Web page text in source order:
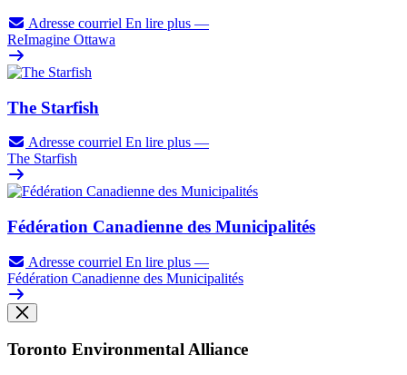
Adresse courriel En lire plus —
ReImagine Ottawa
The Starfish
Adresse courriel En lire plus —
The Starfish
Fédération Canadienne des Municipalités
Adresse courriel En lire plus —
Fédération Canadienne des Municipalités
Toronto Environmental Alliance